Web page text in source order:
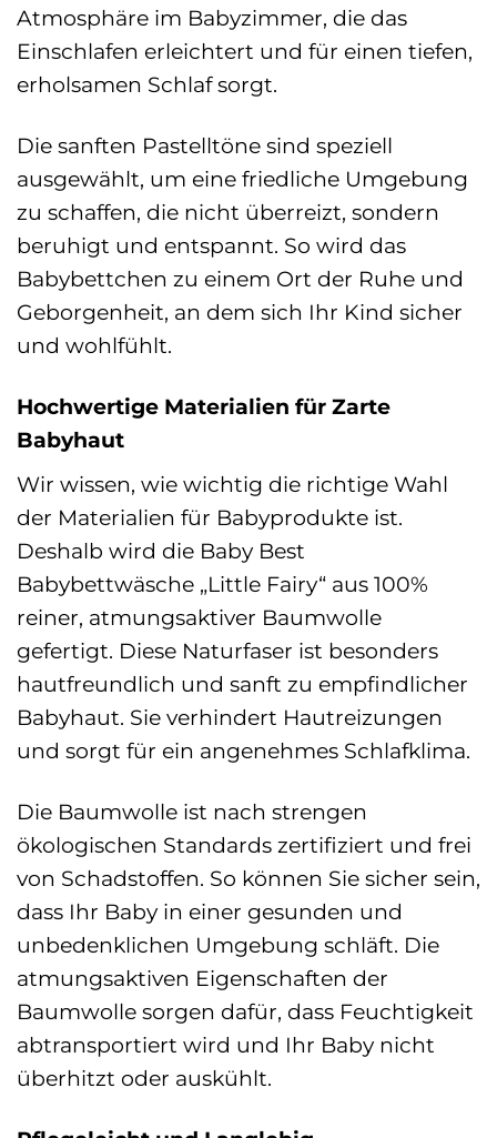
Atmosphäre im Babyzimmer, die das
Einschlafen erleichtert und für einen tiefen,
erholsamen Schlaf sorgt.
Die sanften Pastelltöne sind speziell
ausgewählt, um eine friedliche Umgebung
zu schaffen, die nicht überreizt, sondern
beruhigt und entspannt. So wird das
Babybettchen zu einem Ort der Ruhe und
Geborgenheit, an dem sich Ihr Kind sicher
und wohlfühlt.
Hochwertige Materialien für Zarte
Babyhaut
Wir wissen, wie wichtig die richtige Wahl
der Materialien für Babyprodukte ist.
Deshalb wird die Baby Best
Babybettwäsche „Little Fairy“ aus 100%
reiner, atmungsaktiver Baumwolle
gefertigt. Diese Naturfaser ist besonders
hautfreundlich und sanft zu empfindlicher
Babyhaut. Sie verhindert Hautreizungen
und sorgt für ein angenehmes Schlafklima.
Die Baumwolle ist nach strengen
ökologischen Standards zertifiziert und frei
von Schadstoffen. So können Sie sicher sein,
dass Ihr Baby in einer gesunden und
unbedenklichen Umgebung schläft. Die
atmungsaktiven Eigenschaften der
Baumwolle sorgen dafür, dass Feuchtigkeit
abtransportiert wird und Ihr Baby nicht
überhitzt oder auskühlt.